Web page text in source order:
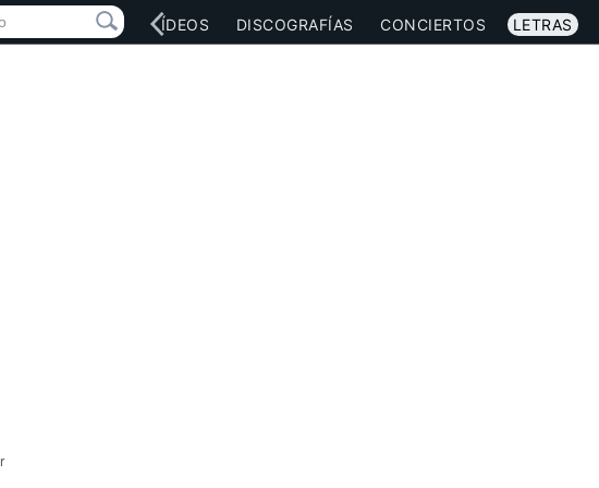
MÚSICA VÍDEOS DISCOGRAFÍAS CONCIERTOS LETRAS